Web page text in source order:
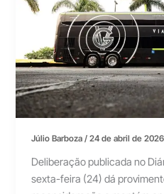
Júlio Barboza/24 de abril de 2026
Deliberação publicada no
sexta-feira (24) dá